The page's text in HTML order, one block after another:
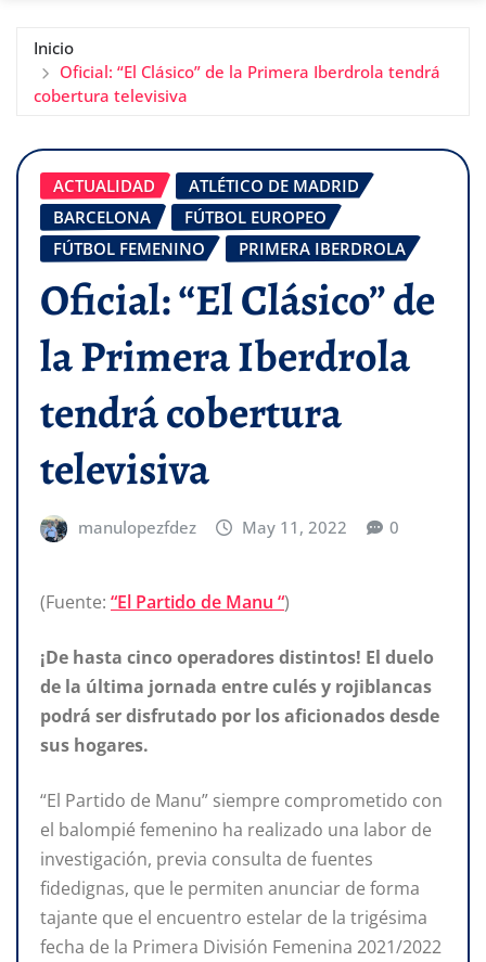
Inicio
Oficial: “El Clásico” de la Primera Iberdrola tendrá
cobertura televisiva
ACTUALIDAD
ATLÉTICO DE MADRID
BARCELONA
FÚTBOL EUROPEO
FÚTBOL FEMENINO
PRIMERA IBERDROLA
Oficial: “El Clásico” de
la Primera Iberdrola
tendrá cobertura
televisiva
manulopezfdez May 11, 2022 0
(Fuente: “El Partido de Manu “)
¡De hasta cinco operadores distintos! El duelo
de la última jornada entre culés y rojiblancas
podrá ser disfrutado por los aficionados desde
sus hogares.
“El Partido de Manu” siempre comprometido con
el balompié femenino ha realizado una labor de
investigación, previa consulta de fuentes
fidedignas, que le permiten anunciar de forma
tajante que el encuentro estelar de la trigésima
fecha de la Primera División Femenina 2021/2022